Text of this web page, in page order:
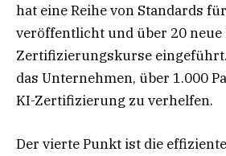
hat eine Reihe von Standards
veröffentlicht und über 20 neue
Zertifizierungskurse
das Unternehmen, über 1.000
KI-Zertifizierung zu verhelfen.
Der vierte Punkt ist die